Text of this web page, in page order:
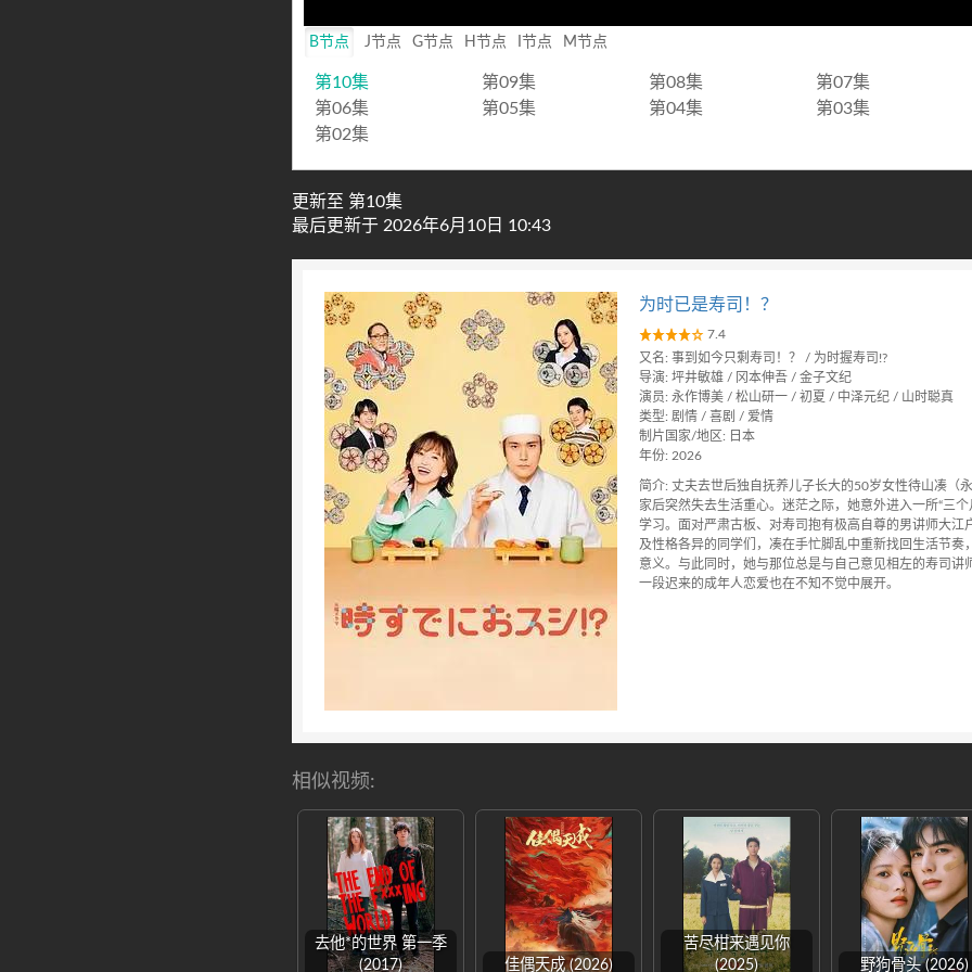
B节点 J节点 G节点 H节点 I节点 M节点
第10集 第09集 第08集
第07集
第06集
第05集 第04集
第03集
第02集
更新至 第10集
最后更新于 2026年6月10日 10:43
为时已是寿司！？
7.4
又名: 事到如今只剩寿司！？ / 为时握寿司!?
导演: 坪井敏雄 / 冈本伸吾 / 金子文纪
演员: 永作博美 / 松山研一 / 初夏 / 中泽元纪 / 山时聪真
类型: 剧情 / 喜剧 / 爱情
制片国家/地区: 日本
年份: 2026
简介: 丈夫去世后独自抚养儿子长大的50岁女性待山凑（
家后突然失去生活重心。迷茫之际，她意外进入一所“三
学习。面对严肃古板、对寿司抱有极高自尊的男讲师大江
及性格各异的同学们，凑在手忙脚乱中重新找回生活节奏
意义。与此同时，她与那位总是与自己意见相左的寿司讲
一段迟来的成年人恋爱也在不知不觉中展开。
相似视频:
去他*的世界 第一季
(2017)
佳偶天成 (2026)
苦尽柑来遇见你
(2025)
野狗骨头 (2026)